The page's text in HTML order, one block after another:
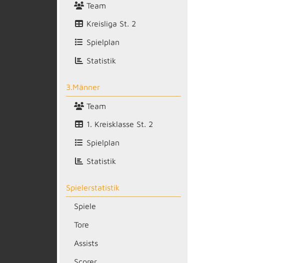
Team
Kreisliga St. 2
Spielplan
Statistik
3.Männer
Team
1. Kreisklasse St. 2
Spielplan
Statistik
Spielerstatistik
Spiele
Tore
Assists